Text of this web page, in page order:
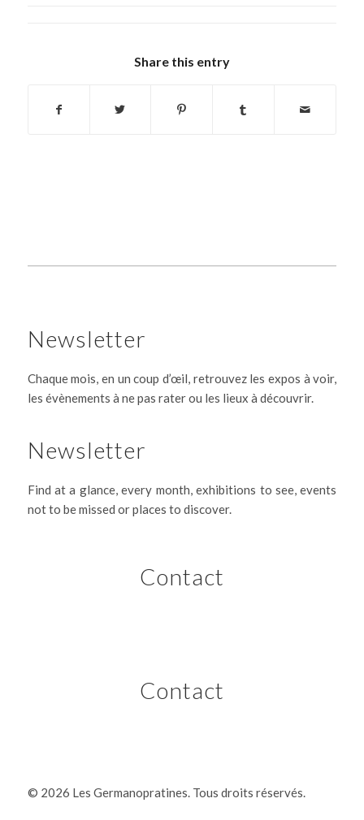
Share this entry
Newsletter
Chaque mois, en un coup d’œil, retrouvez les expos à voir,
les évènements à ne pas rater ou les lieux à découvrir.
Newsletter
Find at a glance, every month, exhibitions to see, events
not to be missed or places to discover.
Contact
Contact
© 2026 Les Germanopratines. Tous droits réservés.